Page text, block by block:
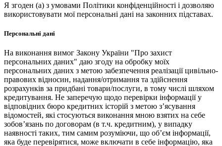
Я згоден (а) з умовами Політики конфіденційності і дозволяю
використовувати мої персональні дані на законних підставах.
Персональні дані
На виконання вимог Закону України "Про захист
персональних даних" даю згоду на обробку моїх
персональних даних з метою забезпечення реалізації цивільно-
правових відносин, надання/отримання та здійснення
розрахунків за придбані товари/послуги, в тому числі шляхом
кредитування. Не заперечую щодо перевірки інформації у
відповідних бюро кредитних історій з метою з’ясування
відомостей, які стосуються виконання мною взятих на себе
зобов’язань по договорам (в т.ч. кредитним), у випадку
наявності таких, тим самим розуміючи, що об’єм інформації,
яка буде перевірятися, може включати в себе інформацію, яка